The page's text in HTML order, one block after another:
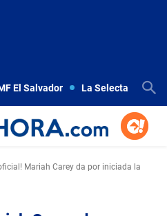
El Salvador La Selecta
Mariah Carey da por iniciada la